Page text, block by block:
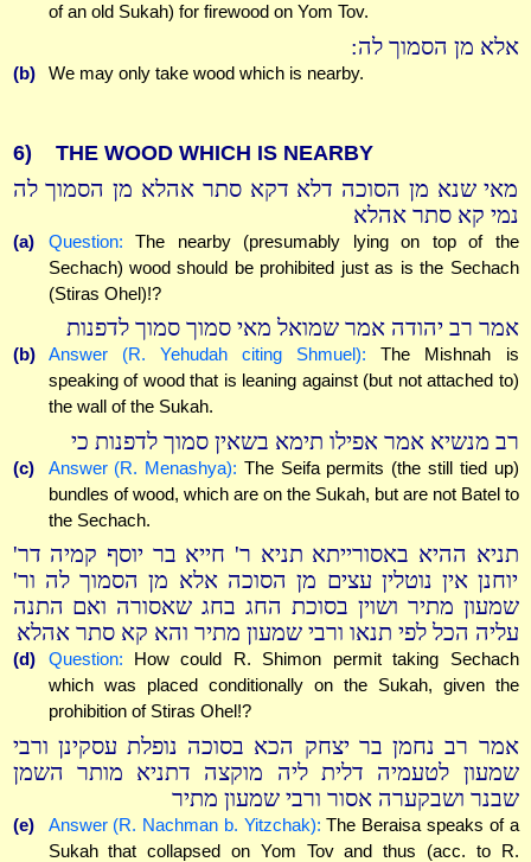
of an old Sukah) for firewood on Yom Tov.
אלא מן הסמוך לה:
(b) We may only take wood which is nearby.
6) THE WOOD WHICH IS NEARBY
מאי שנא מן הסוכה דלא דקא סתר אהלא מן הסמוך לה
נמי קא סתר אהלא
(a) Question: The nearby (presumably lying on top of the
Sechach) wood should be prohibited just as is the Sechach
(Stiras Ohel)!?
אמר רב יהודה אמר שמואל מאי סמוך סמוך לדפנות
(b) Answer (R. Yehudah citing Shmuel): The Mishnah is
speaking of wood that is leaning against (but not attached to)
the wall of the Sukah.
רב מנשיא אמר אפילו תימא בשאין סמוך לדפנות כי
(c) Answer (R. Menashya): The Seifa permits (the still tied up)
bundles of wood, which are on the Sukah, but are not Batel to
the Sechach.
תניא ההיא באסורייתא תניא ר' חייא בר יוסף קמיה דר'
יוחנן אין נוטלין עצים מן הסוכה אלא מן הסמוך לה ור'
שמעון מתיר ושוין בסוכת החג בחג שאסורה ואם התנה
עליה הכל לפי תנאו ורבי שמעון מתיר והא קא סתר אהלא
(d) Question: How could R. Shimon permit taking Sechach
which was placed conditionally on the Sukah, given the
prohibition of Stiras Ohel!?
אמר רב נחמן בר יצחק הכא בסוכה נופלת עסקינן ורבי
שמעון לטעמיה דלית ליה מוקצה דתניא מותר השמן
שבנר ושבקערה אסור ורבי שמעון מתיר
(e) Answer (R. Nachman b. Yitzchak): The Beraisa speaks of a
Sukah that collapsed on Yom Tov and thus (acc. to R.